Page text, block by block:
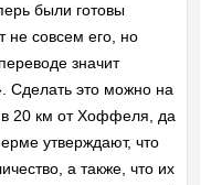
были готовы
не совсем его, но
значит
Сделать это можно на
в 20 км от Хоффеля, да
утверждают, что
а также, что их